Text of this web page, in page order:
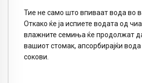
Тие не само што впиваат вода во
Откако ќе ја испиете водата од
влажните семиња ќе продолжат
вашиот стомак, апсорбирајќи вода
сокови.